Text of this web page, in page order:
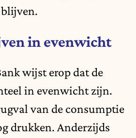
in evenwicht
wijst erop dat de
in evenwicht zijn.
van de consumptie
drukken. Anderzijds